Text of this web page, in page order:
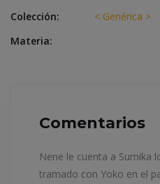
Colección:
< Genérica >
Materia:
Comentarios
Nene le cuenta a Sumika
tramado con Yoko en el